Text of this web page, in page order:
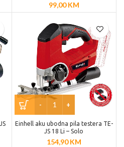
99,00KM
Einhell aku ubodna pila testera TE-
JS 18 Li – Solo
154,90KM